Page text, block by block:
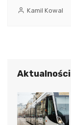
Kamil Kowal
Aktualności